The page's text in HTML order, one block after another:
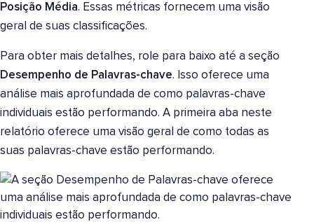
Posição Média. Essas métricas fornecem uma visão
geral de suas classificações.
Para obter mais detalhes, role para baixo até a seção
Desempenho de Palavras-chave. Isso oferece uma
análise mais aprofundada de como palavras-chave
individuais estão performando. A primeira aba neste
relatório oferece uma visão geral de como todas as
suas palavras-chave estão performando.